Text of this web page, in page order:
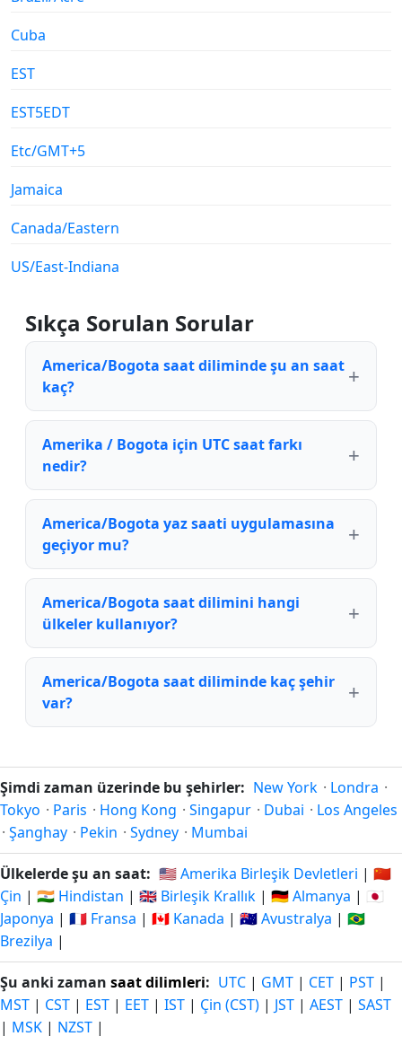
Cuba
EST
EST5EDT
Etc/GMT+5
Jamaica
Canada/Eastern
US/East-Indiana
Sıkça Sorulan Sorular
America/Bogota saat diliminde şu an saat
kaç?
Amerika / Bogota için UTC saat farkı
nedir?
America/Bogota yaz saati uygulamasına
geçiyor mu?
America/Bogota saat dilimini hangi
ülkeler kullanıyor?
America/Bogota saat diliminde kaç şehir
var?
Şimdi zaman üzerinde bu şehirler: New York · Londra ·
Tokyo · Paris · Hong Kong · Singapur · Dubai · Los Angeles
· Şanghay · Pekin · Sydney · Mumbai
Ülkelerde şu an saat: 🇺🇸 Amerika Birleşik Devletleri | 🇨🇳
Çin | 🇮🇳 Hindistan | 🇬🇧 Birleşik Krallık | 🇩🇪 Almanya | 🇯🇵
Japonya | 🇫🇷 Fransa | 🇨🇦 Kanada | 🇦🇺 Avustralya | 🇧🇷
Brezilya |
Şu anki zaman saat dilimleri: UTC | GMT | CET | PST |
MST | CST | EST | EET | IST | Çin (CST) | JST | AEST | SAST
| MSK | NZST |